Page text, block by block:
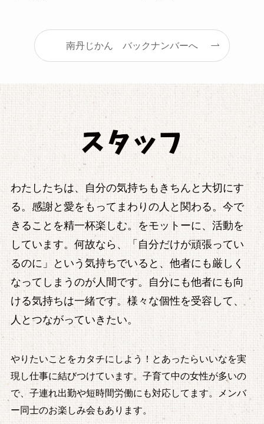
南丹じかん バックナンバーへ
わたしたちは、自分の気持ちもきちんと大切にす
る。感謝と愛をもってまわりの人と関わる。今で
きることを精一杯楽しむ。をモットーに、活動を
しています。何故なら、「自分だけが頑張ってい
るのに」という気持ちでいると、他者にも厳しく
なってしまうのが人間です。自分にも他者にも向
ける気持ちは一緒です。様々な個性を受容して、
人とつながっていきたい。
やりたいことをカタチにしよう！とあったらいいなを実
現し仕事に結びつけています。子育て中の女性が多いの
で、子連れ出勤や短時間労働にも対応してます。メンバ
ー同士のお楽しみ会もあります。